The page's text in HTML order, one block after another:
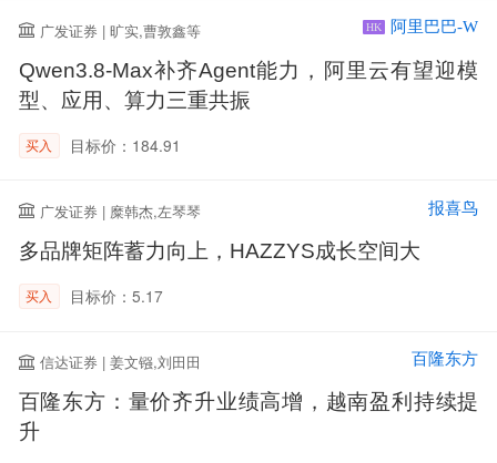
广发证券 | 旷实,曹敦鑫等 HK 阿里巴巴-W
Qwen3.8-Max补齐Agent能力，阿里云有望迎模
型、应用、算力三重共振
买入 目标价：184.91
广发证券 | 糜韩杰,左琴琴 报喜鸟
多品牌矩阵蓄力向上，HAZZYS成长空间大
买入 目标价：5.17
信达证券 | 姜文镪,刘田田 百隆东方
百隆东方：量价齐升业绩高增，越南盈利持续提
升